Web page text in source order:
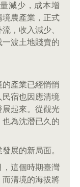
減少，成本增
境農產業，正式
，收入減少、
波土地賤賣的
產業已經悄悄
宿也因應清境
起來。從觀光
為沈潛已久的
展的新局面。
這個時期臺灣
清境的海拔將